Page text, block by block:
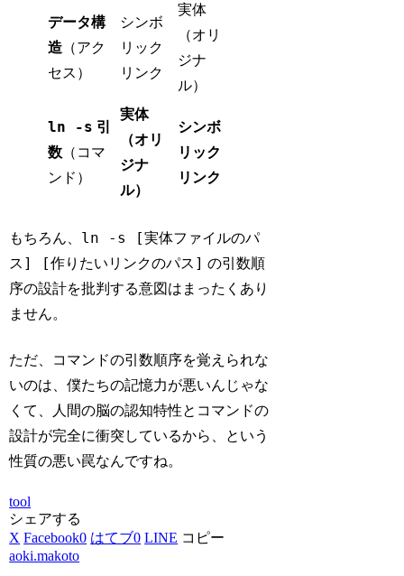
データ構
造 （アク
セス）
シンボ
リック
リンク
実体
（オリ
ジナ
ル）
ln -s 引
数 （コマ
ンド）
実体
（オリ
ジナ
ル）
シンボ
リック
リンク
もちろん、 ln -s [実体ファイルのパ
ス] [作りたいリンクのパス] の引数順
序の設計を批判する意図はまったくあり
ません。
ただ、コマンドの引数順序を覚えられな
いのは、僕たちの記憶力が悪いんじゃな
くて、人間の脳の認知特性とコマンドの
設計が完全に衝突しているから、という
性質の悪い罠なんですね。
tool
シェアする
X Facebook0 はてブ0 LINE コピー
aoki.makoto